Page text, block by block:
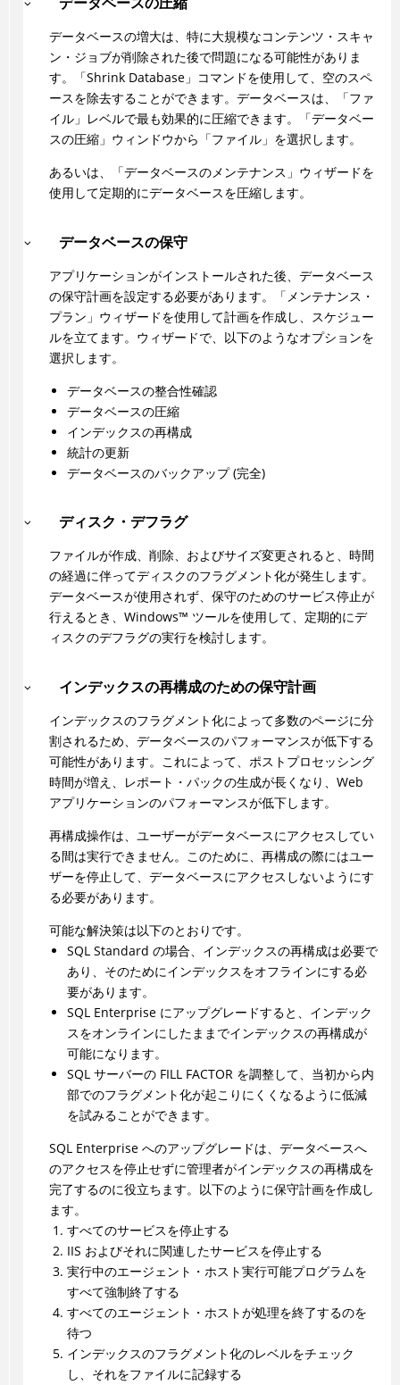
データベースの増大は、特に大規模なコンテンツ・スキャ
ン・ジョブが削除された後で問題になる可能性がありま
す。「Shrink Database」コマンドを使用して、空のスペ
ースを除去することができます。データベースは、「ファ
イル」レベルで最も効果的に圧縮できます。「データベー
スの圧縮」ウィンドウから「ファイル」を選択します。
あるいは、「データベースのメンテナンス」ウィザードを
使用して定期的にデータベースを圧縮します。
データベースの保守
アプリケーションがインストールされた後、データベース
の保守計画を設定する必要があります。「メンテナンス・
プラン」ウィザードを使用して計画を作成し、スケジュー
ルを立てます。ウィザードで、以下のようなオプションを
選択します。
データベースの整合性確認
データベースの圧縮
インデックスの再構成
統計の更新
データベースのバックアップ (完全)
ディスク・デフラグ
ファイルが作成、削除、およびサイズ変更されると、時間
の経過に伴ってディスクのフラグメント化が発生します。
データベースが使用されず、保守のためのサービス停止が
行えるとき、 Windows™ ツールを使用して、定期的にデ
ィスクのデフラグの実行を検討します。
インデックスの再構成のための保守計画
インデックスのフラグメント化によって多数のページに分
割されるため、データベースのパフォーマンスが低下する
可能性があります。これによって、ポストプロセッシング
時間が増え、レポート・パックの生成が長くなり、Web
アプリケーションのパフォーマンスが低下します。
再構成操作は、ユーザーがデータベースにアクセスしてい
る間は実行できません。このために、再構成の際にはユー
ザーを停止して、データベースにアクセスしないようにす
る必要があります。
可能な解決策は以下のとおりです。
SQL Standard の場合、インデックスの再構成は必要で
あり、そのためにインデックスをオフラインにする必
要があります。
SQL Enterprise にアップグレードすると、インデック
スをオンラインにしたままでインデックスの再構成が
可能になります。
SQL サーバーの FILL FACTOR を調整して、当初から内
部でのフラグメント化が起こりにくくなるように低減
を試みることができます。
SQL Enterprise へのアップグレードは、データベースへ
のアクセスを停止せずに管理者がインデックスの再構成を
完了するのに役立ちます。以下のように保守計画を作成し
ます。
すべてのサービスを停止する
IIS およびそれに関連したサービスを停止する
実行中のエージェント・ホスト実行可能プログラムを
すべて強制終了する
すべてのエージェント・ホストが処理を終了するのを
待つ
インデックスのフラグメント化のレベルをチェック
し、それをファイルに記録する